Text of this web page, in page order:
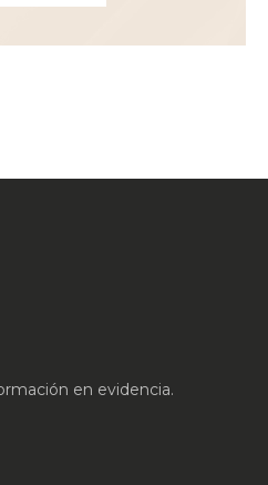
en evidencia.